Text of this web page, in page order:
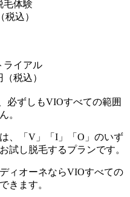
毛体験
税込）
ライアル
（税込）
必ずしもVIOすべての範囲
。
、「V」「I」「O」のいず
試し脱毛するプランです。
ディオーネならVIOすべての
きます。